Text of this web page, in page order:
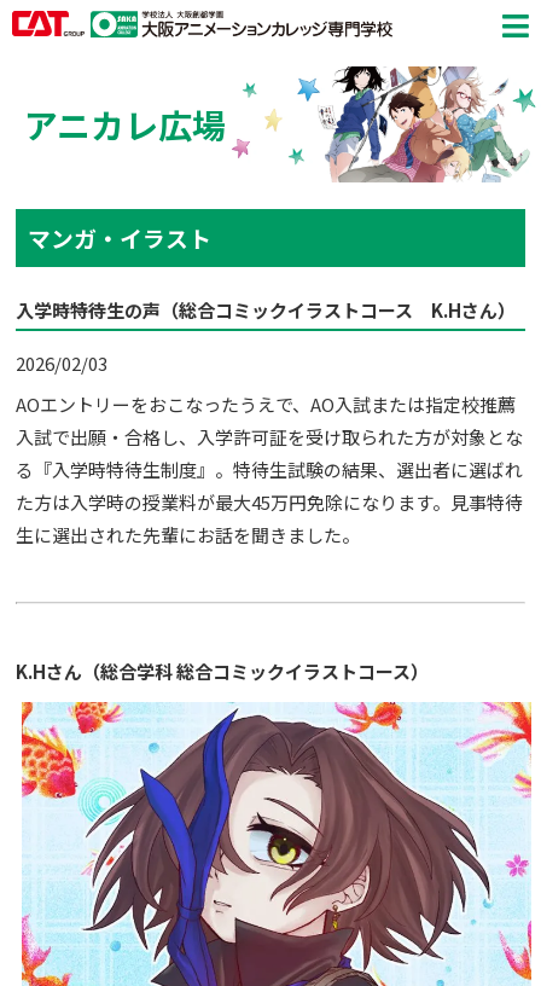
アニカレ広場
マンガ・イラスト
入学時特待生の声（総合コミックイラストコース K.Hさん）
2026/02/03
AOエントリーをおこなったうえで、AO入試または指定校推薦
入試で出願・合格し、入学許可証を受け取られた方が対象とな
る『入学時特待生制度』。特待生試験の結果、選出者に選ばれ
た方は入学時の授業料が最大45万円免除になります。見事特待
生に選出された先輩にお話を聞きました。
K.Hさん（総合学科 総合コミックイラストコース）